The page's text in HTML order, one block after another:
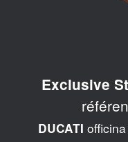
Exclusive
DUCATI